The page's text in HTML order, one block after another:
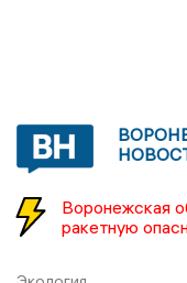
Воронежская
ракетную